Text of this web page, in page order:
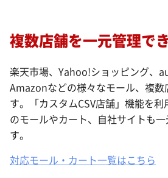
複数店舗を一元管理で
楽天市場、Yahoo!ショッピング、au
Amazonなどの様々なモール、複数
す。「カスタムCSV店舗」機能を
のモールやカート、自社サイトも
す。
対応モール・カート一覧はこちら